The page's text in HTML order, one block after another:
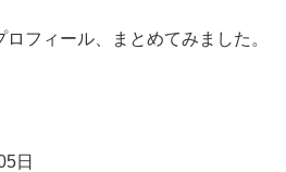
フィール、まとめてみました。
日